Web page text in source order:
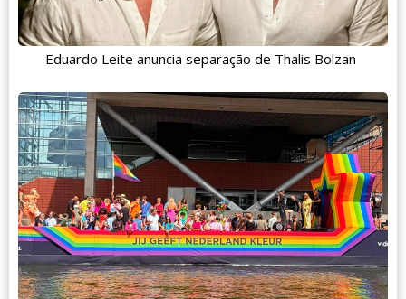
Eduardo Leite anuncia separação de Thalis Bolzan